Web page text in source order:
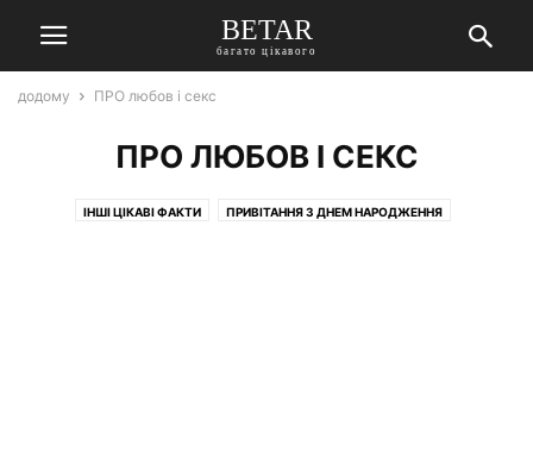
BETAR
багато цікавого
додому ПРО любов і секс
ПРО ЛЮБОВ І СЕКС
ІНШІ ЦІКАВІ ФАКТИ ПРИВІТАННЯ З ДНЕМ НАРОДЖЕННЯ